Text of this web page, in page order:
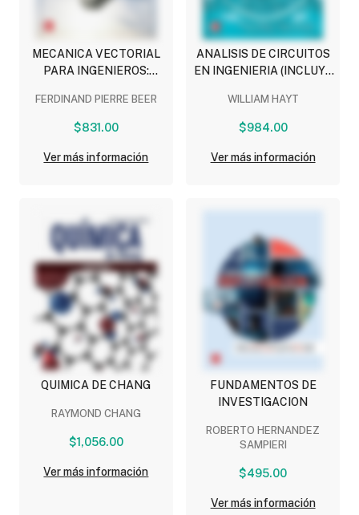
MECANICA VECTORIAL
PARA INGENIEROS:
FERDINAND PIERRE BEER
$831.00
Ver más información
ANALISIS DE CIRCUITOS
EN INGENIERIA (INCLUYE
WILLIAM HAYT
$984.00
Ver más información
QUIMICA DE CHANG
RAYMOND CHANG
$1,056.00
Ver más información
FUNDAMENTOS DE
INVESTIGACION
ROBERTO HERNANDEZ
SAMPIERI
$495.00
Ver más información